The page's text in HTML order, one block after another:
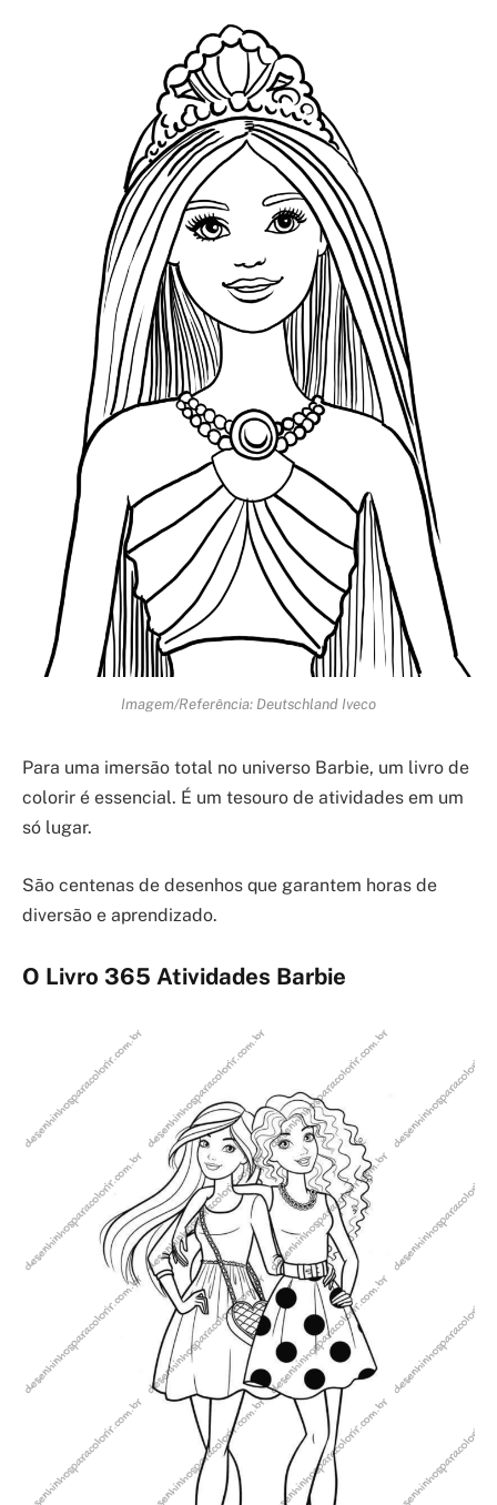
Imagem/Referência: Deutschland Iveco
Para uma imersão total no universo Barbie, um livro de
colorir é essencial. É um tesouro de atividades em um
só lugar.
São centenas de desenhos que garantem horas de
diversão e aprendizado.
O Livro 365 Atividades Barbie